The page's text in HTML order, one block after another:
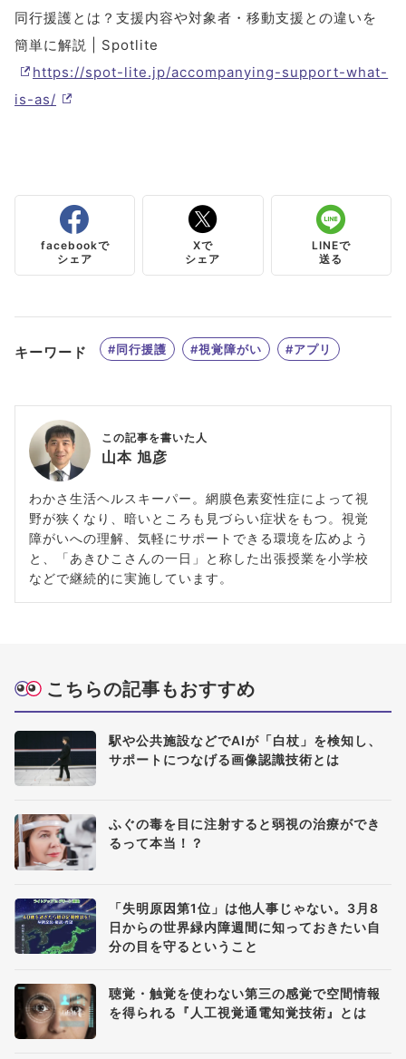
同行援護とは？支援内容や対象者・移動支援との違いを
簡単に解説 | Spotlite
https://spot-lite.jp/accompanying-support-what-
is-as/
facebookで
シェア
Xで
シェア
LINEで
送る
キーワード #同行援護 #視覚障がい #アプリ
この記事を書いた人
山本 旭彦
わかさ生活ヘルスキーパー。網膜色素変性症によって視
野が狭くなり、暗いところも見づらい症状をもつ。視覚
障がいへの理解、気軽にサポートできる環境を広めよう
と、「あきひこさんの一日」と称した出張授業を小学校
などで継続的に実施しています。
こちらの記事もおすすめ
駅や公共施設などでAIが「白杖」を検知し、
サポートにつなげる画像認識技術とは
ふぐの毒を目に注射すると弱視の治療ができ
るって本当！？
「失明原因第1位」は他人事じゃない。3月8
日からの世界緑内障週間に知っておきたい自
分の目を守るということ
聴覚・触覚を使わない第三の感覚で空間情報
を得られる『人工視覚通電知覚技術』とは